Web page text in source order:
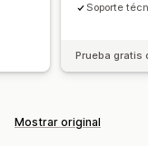
Soporte
Prueba gratis
Mostrar original